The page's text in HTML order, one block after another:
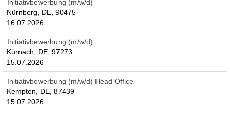
Initiativbewerbung (m/w/d)
Nürnberg, DE, 90475
16.07.2026
Initiativbewerbung (m/w/d)
Kürnach, DE, 97273
15.07.2026
Initiativbewerbung (m/w/d) Head Office
Kempten, DE, 87439
15.07.2026